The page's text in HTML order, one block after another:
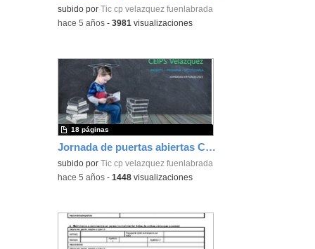
subido por Tic cp velazquez fuenlabrada
-hace 5 años -3981 visualizaciones
Jornada de puertas abiertas CEIPS Velázquez
subido por Tic cp velazquez fuenlabrada
18 páginas
-hace 5 años -1448 visualizaciones